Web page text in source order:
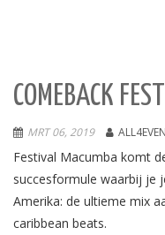
COMEBACK
MRT 06, 2019
Festival Macumba komt
succesformule waarbij je
Amerika: de ultieme mix
caribbean beats.